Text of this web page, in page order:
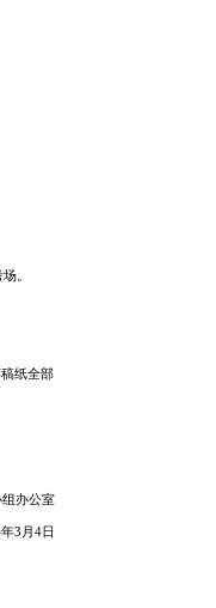
。
纸全部
办公室
3月4日